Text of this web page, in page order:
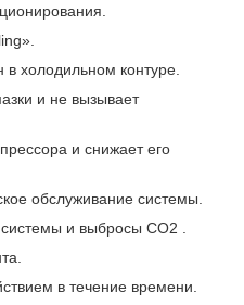
холодильном контуре.
и не вызывает
и снижает его
обслуживание системы.
и выбросы CO2 .
в течение времени.